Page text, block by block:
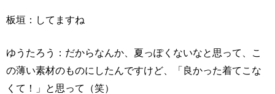
板垣：してますね
ゆうたろう：だからなんか、夏っぽくないなと思って、こ
の薄い素材のものにしたんですけど、「良かった着てこな
くて！」と思って（笑）